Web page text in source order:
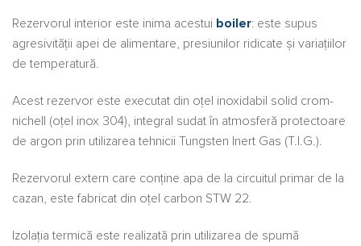
Rezervorul interior este inima acestui boiler: este supus
agresivităţii apei de alimentare, presiunilor ridicate şi variaţiilor
de temperatură.
Acest rezervor este executat din oţel inoxidabil solid crom-
nichell (oţel inox 304), integral sudat în atmosferă protectoare
de argon prin utilizarea tehnicii Tungsten Inert Gas (T.I.G.).
Rezervorul extern care conţine apa de la circuitul primar de la
cazan, este fabricat din oţel carbon STW 22.
Izolaţia termică este realizată prin utilizarea de spumă